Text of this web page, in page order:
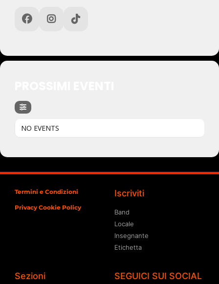
NO EVENTS
Termini e Condizioni
Privacy Cookie Policy
Iscriviti
Band
Locale
Insegnante
Etichetta
Sezioni SEGUICI SUI SOCIAL